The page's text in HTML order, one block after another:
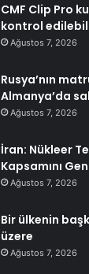
CMF Clip Pro
kontrol
Ağustos 7, 2026
Rusya’nın
Almanya’da
Ağustos 7, 2026
İran: Nükleer
Kapsamını
Ağustos 7, 2026
Bir ülkenin
üzere
Ağustos 7, 2026